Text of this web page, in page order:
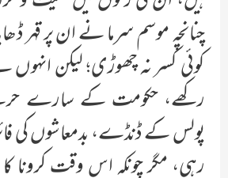
چنانچہ موسم سرما نے ان پر قہر
کوئی کسر نہ چھوڑی؛ لیکن
رکھے، حکومت کے سارے
پولس کے ڈنڈے، بدمعاشوں کی
رہی، مگر چونکہ اس وقت کرونا کا